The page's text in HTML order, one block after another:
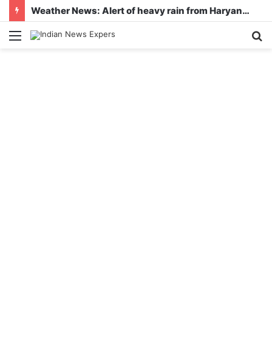
Weather News: Alert of heavy rain from Haryana-Gujarat to Odisha, monsoon is active in many states
Menu